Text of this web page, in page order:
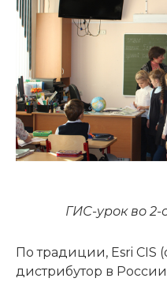
ГИС-урок во
По традиции, Esri
дистрибутор в